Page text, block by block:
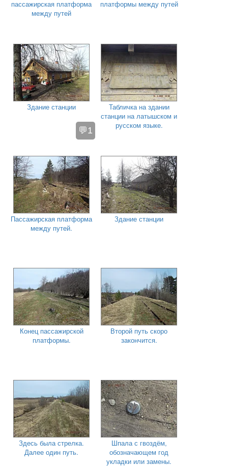
пассажирская платформа
между путей
платформы между путей
💬1
Здание станции
Табличка на здании
станции на латышском и
русском языке.
Пассажирская платформа
между путей.
Здание станции
Конец пассажирской
платформы.
Второй путь скоро
закончится.
Здесь была стрелка.
Далее один путь.
Шпала с гвоздём,
обозначающем год
укладки или замены.